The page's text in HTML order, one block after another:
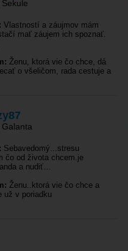
Sekule
Vlastností a záujmov mám
mať záujem ich spoznať.
Ženu, ktorá vie čo chce, dá
o všeličom, rada cestuje a
Galanta
Sebavedomý...stresu
čo od života chcem.je
a nudiť…
Ženu..ktorá vie čo chce a
už v poriadku